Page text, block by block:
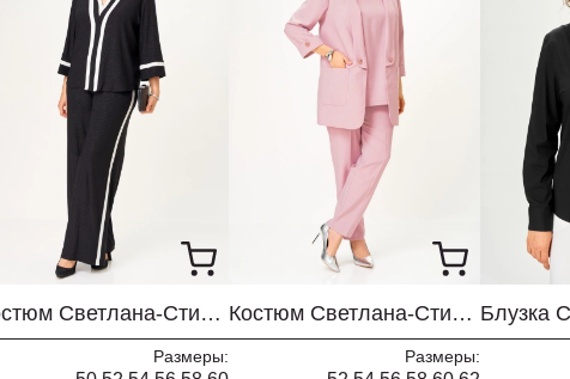
Костюм Светлана-Стиль 2365 черный блеск
Размеры:
Костюм Светлана-Стиль 2362 розовый
Размеры: